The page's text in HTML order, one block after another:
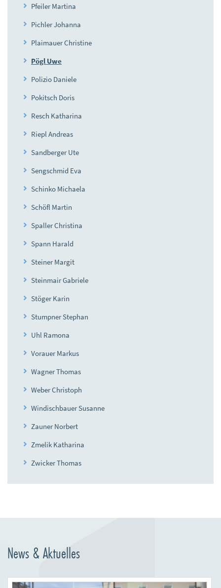
Pfeiler Martina
Pichler Johanna
Plaimauer Christine
Pögl Uwe
Polizio Daniele
Pokitsch Doris
Resch Katharina
Riepl Andreas
Sandberger Ute
Sengschmid Eva
Schinko Michaela
Schöfl Martin
Spaller Christina
Spann Harald
Steiner Margit
Steinmair Gabriele
Stöger Karin
Stumpner Stephan
Uhl Ramona
Vorauer Markus
Wagner Thomas
Weber Christoph
Windischbauer Susanne
Zauner Norbert
Zmelik Katharina
Zwicker Thomas
News & Aktuelles